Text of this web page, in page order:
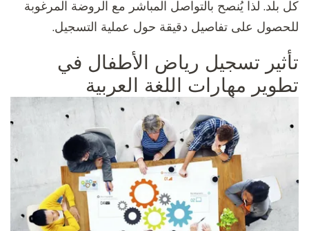
كل بلد. لذا يُنصح بالتواصل المباشر مع الروضة المرغوبة
للحصول على تفاصيل دقيقة حول عملية التسجيل.
تأثير تسجيل رياض الأطفال في
تطوير مهارات اللغة العربية